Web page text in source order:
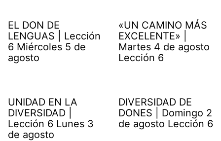
EL DON DE
LENGUAS | Lección
6 Miércoles 5 de
agosto
«UN CAMINO MÁS
EXCELENTE» |
Martes 4 de agosto
Lección 6
UNIDAD EN LA
DIVERSIDAD |
Lección 6 Lunes 3
de agosto
DIVERSIDAD DE
DONES | Domingo 2
de agosto Lección 6